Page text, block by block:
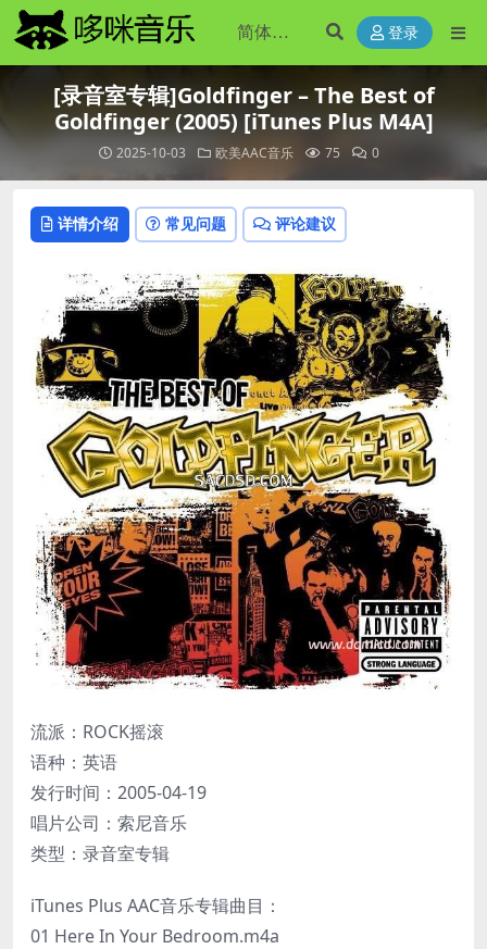
登录
[录音室专辑]Goldfinger – The Best of
Goldfinger (2005) [iTunes Plus M4A]
2025-10-03 欧美AAC音乐 75 0
详情介绍 常见问题 评论建议
流派：ROCK摇滚
语种：英语
发行时间：2005-04-19
唱片公司：索尼音乐
类型：录音室专辑
iTunes Plus AAC音乐专辑曲目：
01 Here In Your Bedroom.m4a